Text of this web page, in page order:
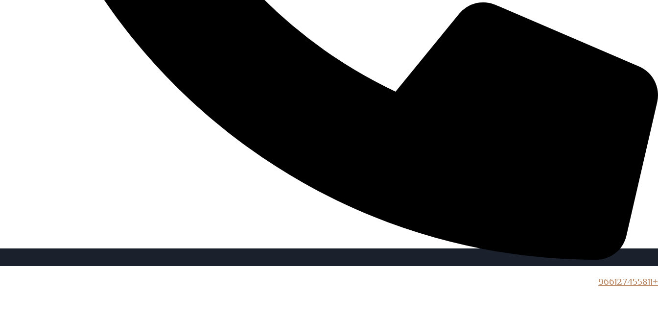
+966127455811